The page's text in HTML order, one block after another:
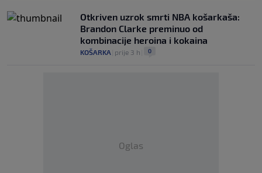
Otkriven uzrok smrti NBA košarkaša:
Brandon Clarke preminuo od
kombinacije heroina i kokaina
KOŠARKA prije 3 h 0
Oglas